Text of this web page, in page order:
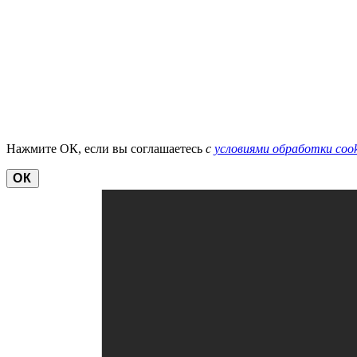
Нажмите ОК, если вы соглашаетесь с условиями обработки
ОК